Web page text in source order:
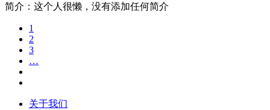
简介：这个人很懒，没有添加任何简介
1
2
3
…
关于我们